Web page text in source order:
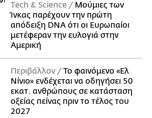
Τech & Science
Μούμιες των
Ίνκας παρέχουν την πρώτη
απόδειξη DNA ότι οι Ευρωπαίοι
μετέφεραν την ευλογιά στην
Αμερική
Περιβάλλον
Το φαινόμενο «Ελ
Νίνιο» ενδέχεται να οδηγήσει 50
εκατ. ανθρώπους σε κατάσταση
οξείας πείνας πριν το τέλος του
2027